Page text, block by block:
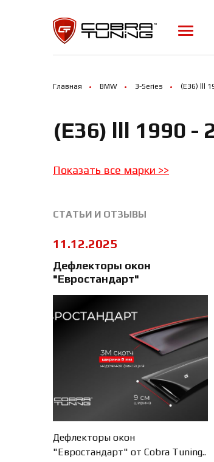
Главная BMW 3-Series (E36) lll
(E36) lll 1990 -
Показать все марки >>
СТАТЬИ И ОТЗЫВЫ
11.12.2025
Дефлекторы окон
"Евростандарт"
Дефлекторы окон
"Евростандарт" от Cobra Tuning..